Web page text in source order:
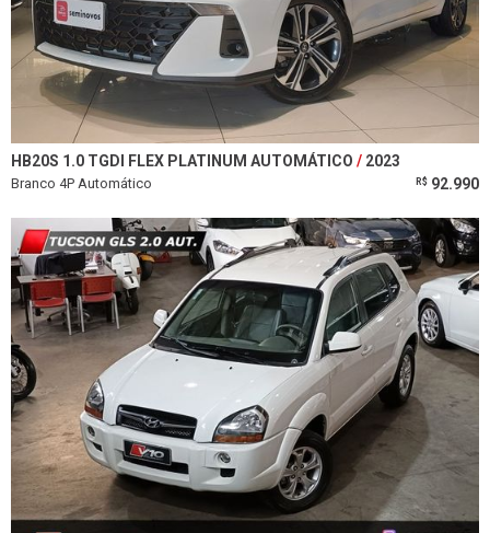
HB20S 1.0 TGDI FLEX PLATINUM AUTOMÁTICO 2023
Branco 4P Automático R$ 92.990